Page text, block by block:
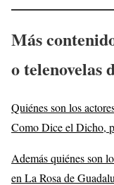
Más
o telenovelas
Quiénes son los
Como Dice el Dicho,
Además quiénes son
en La Rosa de